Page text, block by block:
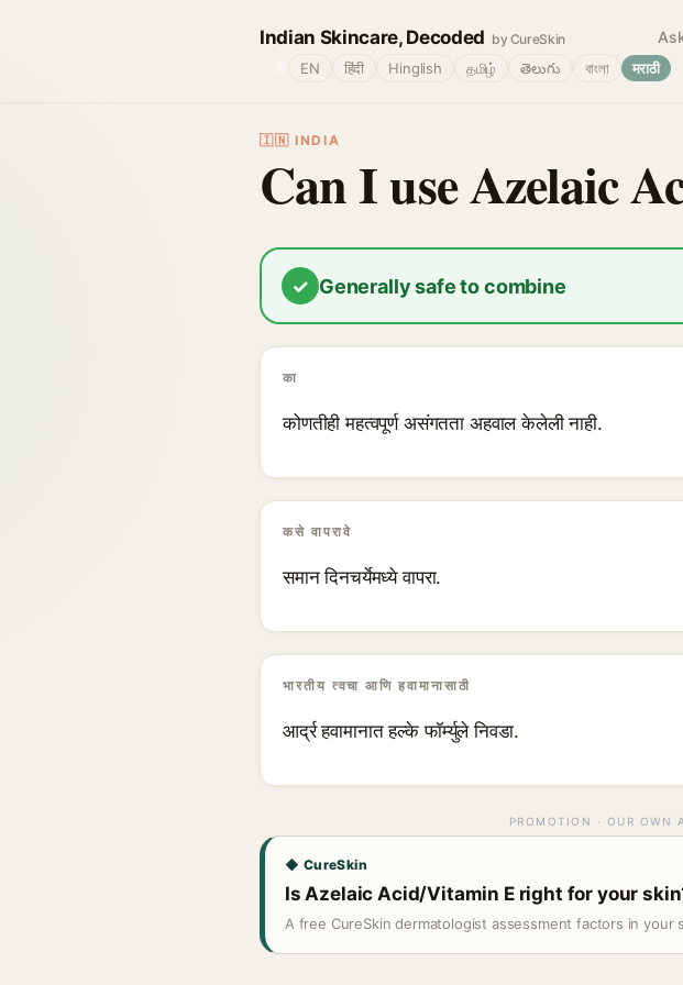
Indian Skincare, Decoded by CureSkin
EN हिंदी Hinglish தமிழ் తెలుగు বাংলা मराठी
🇮🇳 INDIA
Can I use Azelaic
✓ Generally safe to combine
का
कोणतीही महत्वपूर्ण असंगतता अहवाल केलेली नाही.
कसे वापरावे
समान दिनचर्येमध्ये वापरा.
भारतीय त्वचा आणि हवामानासाठी
आर्द्र हवामानात हल्के फॉर्म्युले निवडा.
PROMOTION · OUR OWN
◆ CureSkin
Is Azelaic Acid/Vitamin E right for your
A free CureSkin dermatologist assessment factors in your